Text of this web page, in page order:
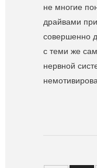
не многие
драйвами
совершенно
с теми же
нервной